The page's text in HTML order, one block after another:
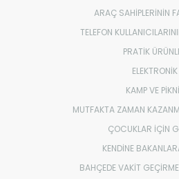
ARAÇ SAHİPLERİNİN
TELEFON
PRATİK
ELEKTRONİK
KAMP VE
MUTFAKTA ZAMAN
ÇOCUKLAR İÇİN
KENDİNE
BAHÇEDE VAKİT